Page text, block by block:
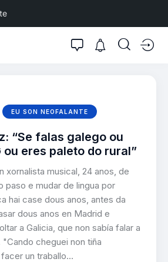
EU SON NEOFALANTE
“Se falas galego ou
ou eres paleto do rural”
xornalista musical, 24 anos, de
paso e mudar de lingua por
hai case dous anos, antes da
dous anos en Madrid e
a Galicia, que non sabía falar a
"Cando cheguei non tiña
un traballo…